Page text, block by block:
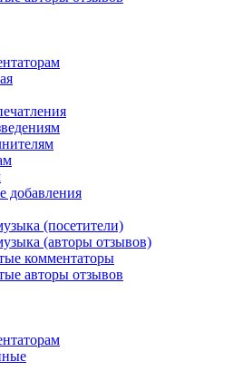
добавления
(посетители)
(авторы отзывов)
комментаторы
авторы отзывов